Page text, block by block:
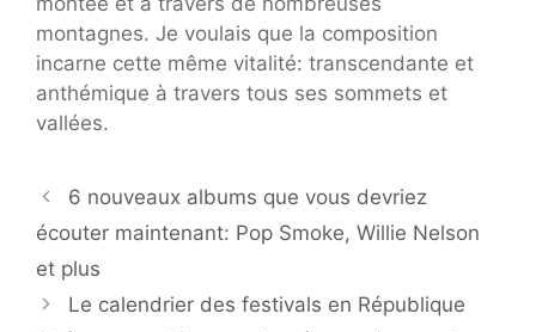
montagnes. Je voulais que la composition
incarne cette même vitalité: transcendante et
anthémique à travers tous ses sommets et
vallées.
6 nouveaux albums que vous devriez
écouter maintenant: Pop Smoke, Willie Nelson
et plus
Le calendrier des festivals en République